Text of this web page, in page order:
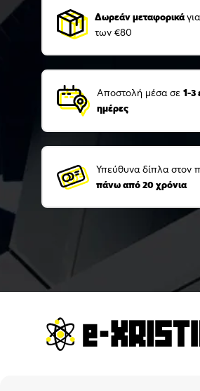
Δωρεάν μεταφορικά
των €80
Αποστολή μέσα σε 1-3
ημέρες
Υπεύθυνα δίπλα στον
πάνω από 20 χρόνια